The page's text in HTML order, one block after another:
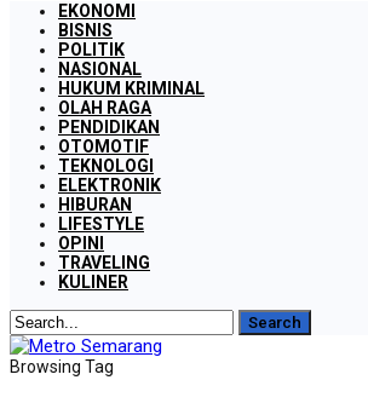
EKONOMI
BISNIS
POLITIK
NASIONAL
HUKUM KRIMINAL
OLAH RAGA
PENDIDIKAN
OTOMOTIF
TEKNOLOGI
ELEKTRONIK
HIBURAN
LIFESTYLE
OPINI
TRAVELING
KULINER
Browsing Tag